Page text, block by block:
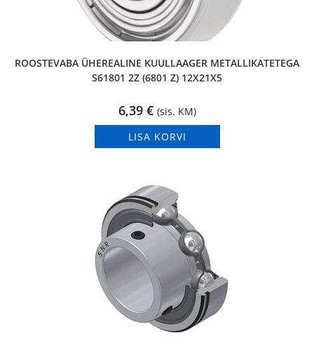
ROOSTEVABA ÜHEREALINE KUULLAAGER METALLIKATETEGA
S61801 2Z (6801 Z) 12X21X5
6,39 € (sis. KM)
LISA KORVI